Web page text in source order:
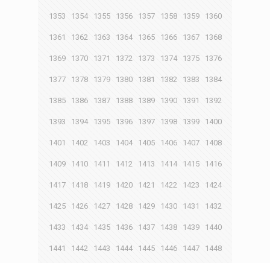
1353 1354 1355 1356 1357 1358 1359 1360
1361 1362 1363 1364 1365 1366 1367 1368
1369 1370 1371 1372 1373 1374 1375 1376
1377 1378 1379 1380 1381 1382 1383 1384
1385 1386 1387 1388 1389 1390 1391 1392
1393 1394 1395 1396 1397 1398 1399 1400
1401 1402 1403 1404 1405 1406 1407 1408
1409 1410 1411 1412 1413 1414 1415 1416
1417 1418 1419 1420 1421 1422 1423 1424
1425 1426 1427 1428 1429 1430 1431 1432
1433 1434 1435 1436 1437 1438 1439 1440
1441 1442 1443 1444 1445 1446 1447 1448